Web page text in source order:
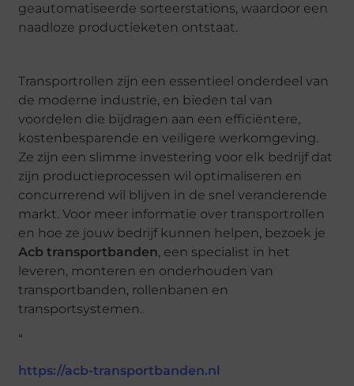
geautomatiseerde sorteerstations, waardoor een
naadloze productieketen ontstaat.
Transportrollen zijn een essentieel onderdeel van
de moderne industrie, en bieden tal van
voordelen die bijdragen aan een efficiëntere,
kostenbesparende en veiligere werkomgeving.
Ze zijn een slimme investering voor elk bedrijf dat
zijn productieprocessen wil optimaliseren en
concurrerend wil blijven in de snel veranderende
markt. Voor meer informatie over transportrollen
en hoe ze jouw bedrijf kunnen helpen, bezoek je
Acb transportbanden, een specialist in het
leveren, monteren en onderhouden van
transportbanden, rollenbanen en
transportsystemen.
“
https://acb-transportbanden.nl